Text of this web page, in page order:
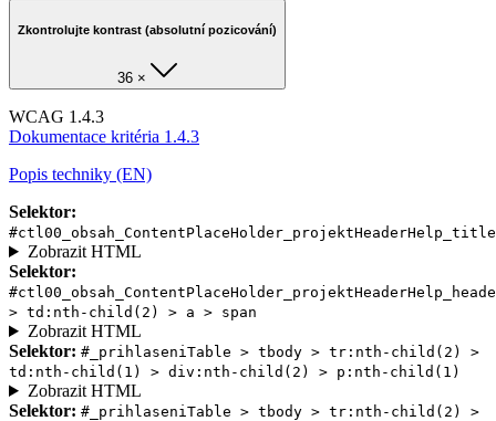
Zkontrolujte kontrast (absolutní pozicování)
36 ×
WCAG 1.4.3
Dokumentace kritéria 1.4.3
Popis techniky (EN)
Selektor:
Zobrazit HTML
Selektor:
> td:nth-child(2) > a > span
Zobrazit HTML
Selektor: #_prihlaseniTable > tbody > tr:nth-child(2) >
td:nth-child(1) > div:nth-child(2) > p:nth-child(1)
Zobrazit HTML
Selektor: #_prihlaseniTable > tbody > tr:nth-child(2) >